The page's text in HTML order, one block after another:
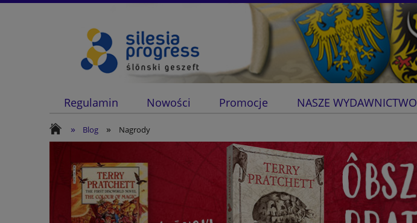
Regulamin Nowości Promocje NASZE WYDAWNICTWO
» Blog » Nagrody